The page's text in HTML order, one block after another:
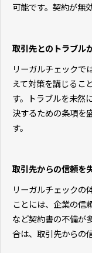
可能です。契約が無
取引先とのトラブル
リーガルチェックで
えて対策を講じるこ
す。トラブルを未然
決するための条項を
す。
取引先からの信頼を
リーガルチェックの
ことには、企業の信
など契約書の不備が
合は、取引先からの